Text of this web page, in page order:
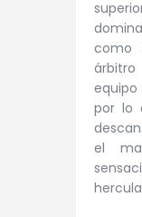
como
equipo
por lo
el